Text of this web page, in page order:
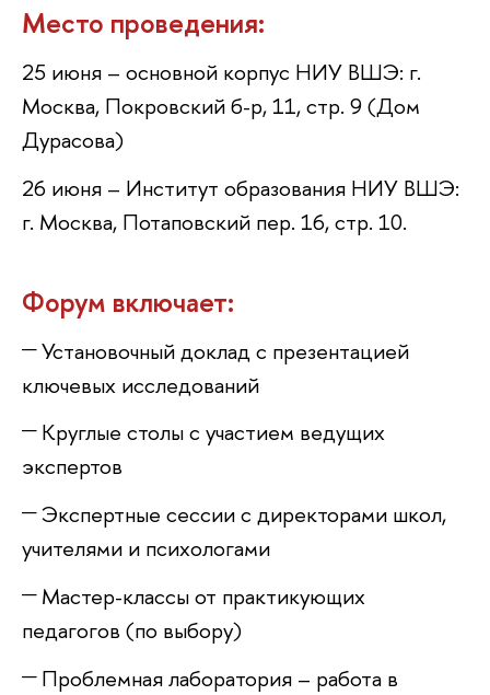
Место проведения:
25 июня – основной корпус НИУ ВШЭ: г.
Москва, Покровский б-р, 11, стр. 9 (Дом
Дурасова)
26 июня – Институт образования НИУ ВШЭ:
. Москва, Потаповский пер. 16, стр. 10.
Форум включает:
Установочный доклад с презентацией
ключевых исследований
Круглые столы с участием ведущих
эксперто
Экспертные сессии с директорами школ,
учителями и психологами
Мастер-классы от практикующих
педагогов (по выбору)
Проблемная лаборатория – работа